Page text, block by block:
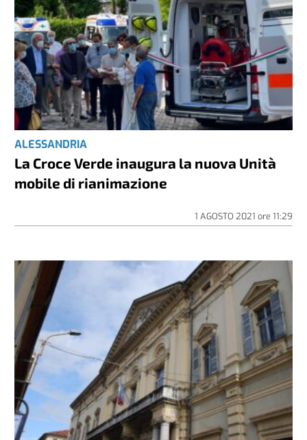
ALESSANDRIA
La Croce Verde inaugura la nuova Unità
mobile di rianimazione
1 AGOSTO 2021 ore 11:29